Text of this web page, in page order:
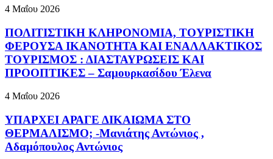
4 Μαΐου 2026
ΠΟΛΙΤΙΣΤΙΚΗ ΚΛΗΡΟΝΟΜΙΑ, ΤΟΥΡΙΣΤΙΚΗ
ΦΕΡΟΥΣΑ ΙΚΑΝΟΤΗΤΑ ΚΑΙ ΕΝΑΛΛΑΚΤΙΚΟΣ
ΤΟΥΡΙΣΜΟΣ : ΔΙΑΣΤΑΥΡΩΣΕΙΣ ΚΑΙ
ΠΡΟΟΠΤΙΚΕΣ – Σαμουρκασίδου Έλενα
4 Μαΐου 2026
ΥΠΑΡΧΕΙ ΑΡΑΓΕ ΔΙΚΑΙΩΜΑ ΣΤΟ
ΘΕΡΜΑΛΙΣΜΟ; -Μανιάτης Αντώνιος ,
Αδαμόπουλος Αντώνιος